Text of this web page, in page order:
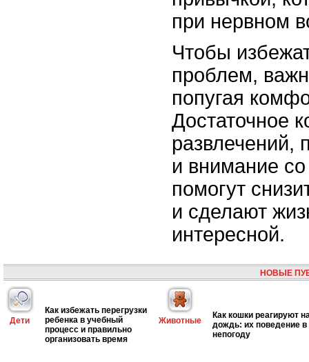
при нервном
Чтобы
проблем,
попугая
Достаточное
развлечений,
и внимание
помогут
и сделают
интересной.
НОВЫЕ
Дети
Как избежать перегрузки
ребенка в учебный
процесс и правильно
организовать время
Животные
Как кошки реагируют
дождь: их поведение в
непогоду